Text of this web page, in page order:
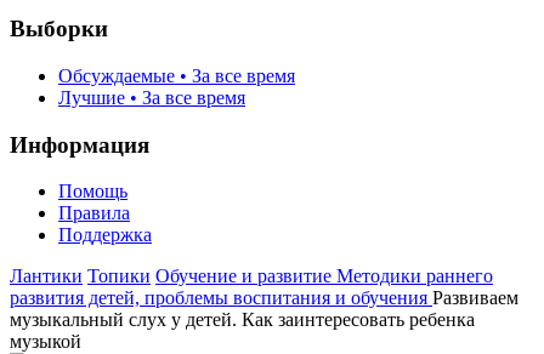
Выборки
Обсуждаемые • За все время
Лучшие • За все время
Информация
Помощь
Правила
Поддержка
Лантики Топики Обучение и развитие Методики раннего
развития детей, проблемы воспитания и обучения Развиваем
музыкальный слух у детей. Как заинтересовать ребенка
музыкой